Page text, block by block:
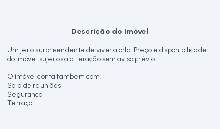
Descrição do imóvel
Um jeito surpreendente de viver a orla. Preço e disponibilidade
do imóvel sujeitos a alteração sem aviso prévio.
O imóvel conta também com:
Sala de reuniões
Segurança
Terraço